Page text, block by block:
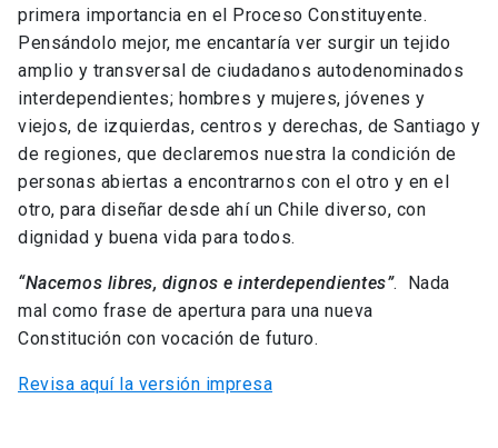
primera importancia en el Proceso Constituyente.
Pensándolo mejor, me encantaría ver surgir un tejido
amplio y transversal de ciudadanos autodenominados
interdependientes; hombres y mujeres, jóvenes y
viejos, de izquierdas, centros y derechas, de Santiago y
de regiones, que declaremos nuestra la condición de
personas abiertas a encontrarnos con el otro y en el
otro, para diseñar desde ahí un Chile diverso, con
dignidad y buena vida para todos.
“Nacemos libres, dignos e interdependientes”. Nada
mal como frase de apertura para una nueva
Constitución con vocación de futuro.
Revisa aquí la versión impresa